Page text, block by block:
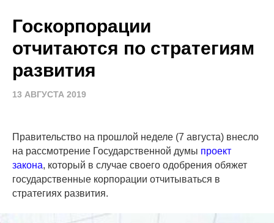
Госкорпорации
отчитаются по стратегиям
развития
13 АВГУСТА 2019
Правительство на прошлой неделе (7 августа) внесло
на рассмотрение Государственной думы проект
закона, который в случае своего одобрения обяжет
государственные корпорации отчитываться в
стратегиях развития.